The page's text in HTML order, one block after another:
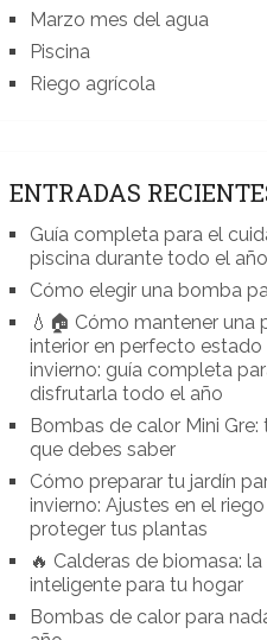
Marzo mes del agua
Piscina
Riego agrícola
ENTRADAS
Guía completa para el
piscina durante todo el año
Cómo elegir una bomba
💧🏠 Cómo mantener una
interior en perfecto estado
invierno: guía completa
disfrutarla todo el año
Bombas de calor Mini
que debes saber
Cómo preparar tu jardín
invierno: Ajustes en el
proteger tus plantas
🔥 Calderas de biomasa:
inteligente para tu hogar
Bombas de calor para